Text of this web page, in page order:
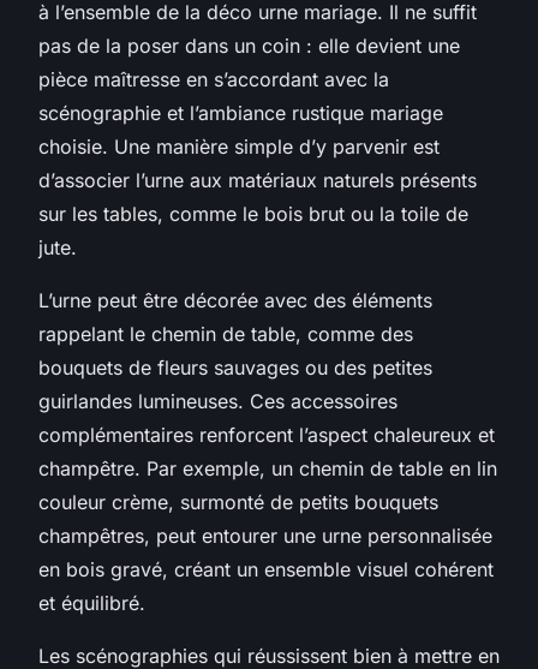
à l’ensemble de la déco urne mariage. Il ne suffit
pas de la poser dans un coin : elle devient une
pièce maîtresse en s’accordant avec la
scénographie et l’ambiance rustique mariage
choisie. Une manière simple d’y parvenir est
d’associer l’urne aux matériaux naturels présents
sur les tables, comme le bois brut ou la toile de
jute.
L’urne peut être décorée avec des éléments
rappelant le chemin de table, comme des
bouquets de fleurs sauvages ou des petites
guirlandes lumineuses. Ces accessoires
complémentaires renforcent l’aspect chaleureux et
champêtre. Par exemple, un chemin de table en lin
couleur crème, surmonté de petits bouquets
champêtres, peut entourer une urne personnalisée
en bois gravé, créant un ensemble visuel cohérent
et équilibré.
Les scénographies qui réussissent bien à mettre en